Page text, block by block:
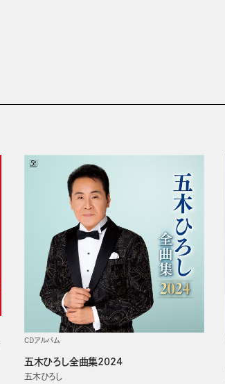
CDアルバム
五木ひろし全曲集2024
五木ひろし